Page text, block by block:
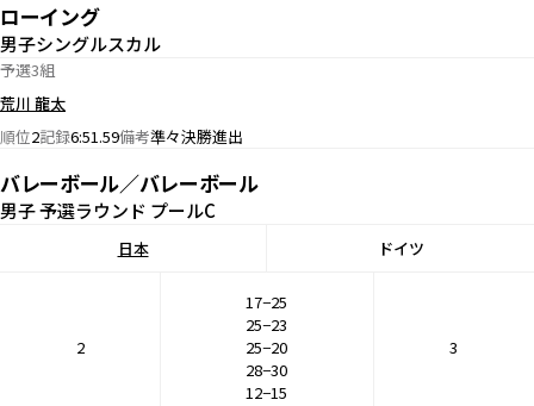
ローイング
男子シングルスカル
予選3組
荒川 龍太
順位2記録6:51.59備考準々決勝進出
バレーボール／バレーボール
男子 予選ラウンド プールC
日本 ドイツ
2
17−25
25−23
25−20
28−30
12−15
3